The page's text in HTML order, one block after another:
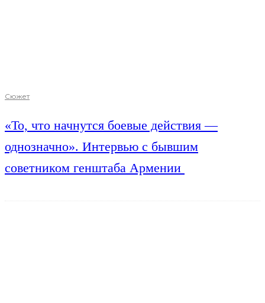
Сюжет
«То, что начнутся боевые действия —
однозначно». Интервью с бывшим
советником генштаба Армении